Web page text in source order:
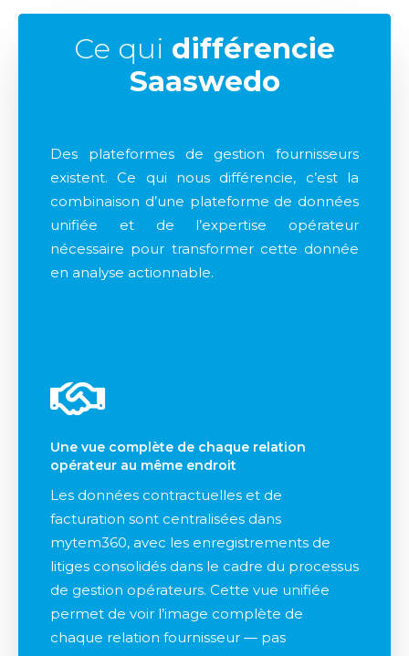
Ce qui différencie
Saaswedo
Des plateformes de gestion fournisseurs
existent. Ce qui nous différencie, c’est la
combinaison d’une plateforme de données
unifiée et de l’expertise opérateur
nécessaire pour transformer cette donnée
en analyse actionnable.
Une vue complète de chaque relation
opérateur au même endroit
Les données contractuelles et de
facturation sont centralisées dans
mytem360, avec les enregistrements de
litiges consolidés dans le cadre du processus
de gestion opérateurs. Cette vue unifiée
permet de voir l’image complète de
chaque relation fournisseur — pas